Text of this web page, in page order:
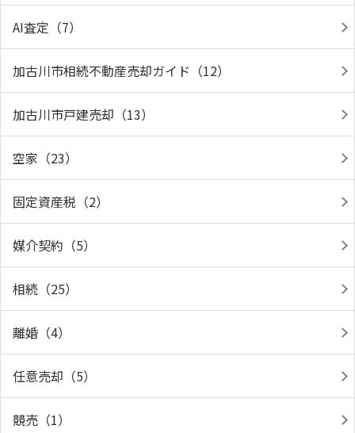
AI査定（7）
加古川市相続不動産売却ガイド（12）
加古川市戸建売却（13）
空家（23）
固定資産税（2）
媒介契約（5）
相続（25）
離婚（4）
任意売却（5）
競売（1）